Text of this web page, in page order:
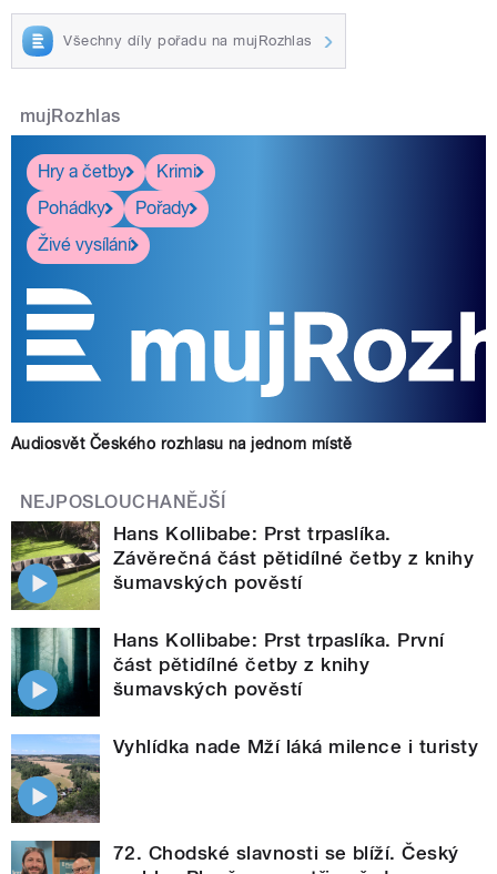
Všechny díly pořadu na mujRozhlas
mujRozhlas
Hry a četby
Krimi
Pohádky
Pořady
Živé vysílání
Audiosvět Českého rozhlasu na jednom místě
NEJPOSLOUCHANĚJŠÍ
Hans Kollibabe: Prst trpaslíka.
Závěrečná část pětidílné četby z knihy
šumavských pověstí
Hans Kollibabe: Prst trpaslíka. První
část pětidílné četby z knihy
šumavských pověstí
Vyhlídka nade Mží láká milence i turisty
72. Chodské slavnosti se blíží. Český